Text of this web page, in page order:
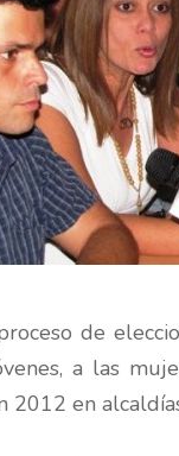
de
a las
2012 en